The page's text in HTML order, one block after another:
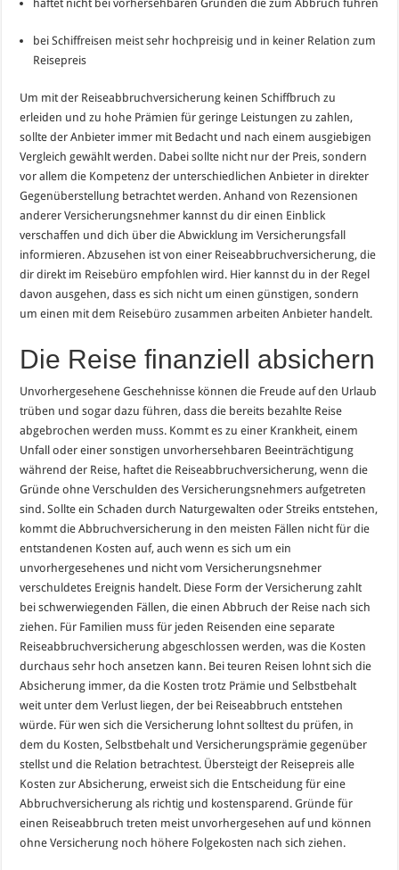
haftet nicht bei vorhersehbaren Gründen die zum Abbruch führen
bei Schiffreisen meist sehr hochpreisig und in keiner Relation zum
Reisepreis
Um mit der Reiseabbruchversicherung keinen Schiffbruch zu
erleiden und zu hohe Prämien für geringe Leistungen zu zahlen,
sollte der Anbieter immer mit Bedacht und nach einem ausgiebigen
Vergleich gewählt werden. Dabei sollte nicht nur der Preis, sondern
vor allem die Kompetenz der unterschiedlichen Anbieter in direkter
Gegenüberstellung betrachtet werden. Anhand von Rezensionen
anderer Versicherungsnehmer kannst du dir einen Einblick
verschaffen und dich über die Abwicklung im Versicherungsfall
informieren. Abzusehen ist von einer Reiseabbruchversicherung, die
dir direkt im Reisebüro empfohlen wird. Hier kannst du in der Regel
davon ausgehen, dass es sich nicht um einen günstigen, sondern
um einen mit dem Reisebüro zusammen arbeiten Anbieter handelt.
Die Reise finanziell absichern
Unvorhergesehene Geschehnisse können die Freude auf den Urlaub
trüben und sogar dazu führen, dass die bereits bezahlte Reise
abgebrochen werden muss. Kommt es zu einer Krankheit, einem
Unfall oder einer sonstigen unvorhersehbaren Beeinträchtigung
während der Reise, haftet die Reiseabbruchversicherung, wenn die
Gründe ohne Verschulden des Versicherungsnehmers aufgetreten
sind. Sollte ein Schaden durch Naturgewalten oder Streiks entstehen,
kommt die Abbruchversicherung in den meisten Fällen nicht für die
entstandenen Kosten auf, auch wenn es sich um ein
unvorhergesehenes und nicht vom Versicherungsnehmer
verschuldetes Ereignis handelt. Diese Form der Versicherung zahlt
bei schwerwiegenden Fällen, die einen Abbruch der Reise nach sich
ziehen. Für Familien muss für jeden Reisenden eine separate
Reiseabbruchversicherung abgeschlossen werden, was die Kosten
durchaus sehr hoch ansetzen kann. Bei teuren Reisen lohnt sich die
Absicherung immer, da die Kosten trotz Prämie und Selbstbehalt
weit unter dem Verlust liegen, der bei Reiseabbruch entstehen
würde. Für wen sich die Versicherung lohnt solltest du prüfen, in
dem du Kosten, Selbstbehalt und Versicherungsprämie gegenüber
stellst und die Relation betrachtest. Übersteigt der Reisepreis alle
Kosten zur Absicherung, erweist sich die Entscheidung für eine
Abbruchversicherung als richtig und kostensparend. Gründe für
einen Reiseabbruch treten meist unvorhergesehen auf und können
ohne Versicherung noch höhere Folgekosten nach sich ziehen.